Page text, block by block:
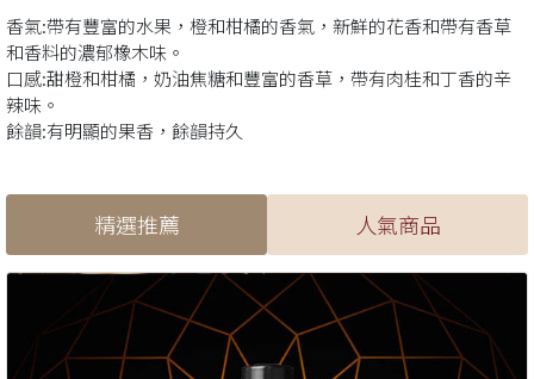
香氣:帶有豐富的水果，橙和柑橘的香氣，新鮮的花香和帶有香草
和香料的濃郁橡木味。
口感:甜橙和柑橘，奶油焦糖和豐富的香草，帶有肉桂和丁香的辛
辣味。
餘韻:有明顯的果香，餘韻持久
精選推薦 人氣商品